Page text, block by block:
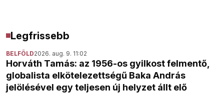
Legfrissebb
BELFÖLD2026. aug. 9. 11:02
Horváth Tamás: az 1956-os gyilkost felmentő,
globalista elkötelezettségű Baka András
jelölésével egy teljesen új helyzet állt elő